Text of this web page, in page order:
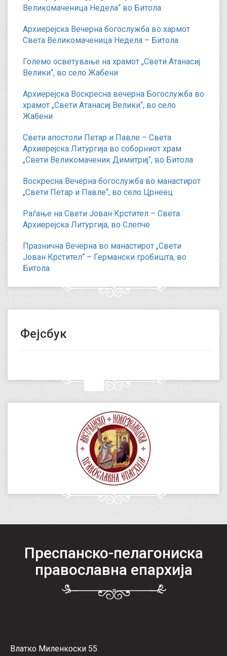
Великомаченица Недела“ во Битола
Архиерејска Вечерна богослужба во хармот
Света Великомаченица Недела – Битола
Големо осветување на храмот „Свети Атанасиј
Велики“, во село Жабени
Архиерејска Воскресна вечерна Богослужба во
храмот „Свети Атанасиј Велики“, во село
Жабени
Свети апостоли Петар и Павле – Света
Архиерејска Литургија во соборниот храм
„Свети Великомаченик Димитриј“, во Битола
Воскресна Вечерна богослужба во манастирот
„Свети Петар и Павле“, во село Црнеец
Раѓање на Свети Јован Крстител – Света
Архиерејска Литургија, во Слепче
Празнична Вечерна во манастирот „Свети
Јован Крстител“ – Германски гробишта, во
Битола
Фејсбук
Преспанско-пелагониска
православна епархија
Влатко Миленкоски 55